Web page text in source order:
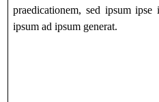
praedicationem, sed ipsum ipse
ipsum ad ipsum generat.